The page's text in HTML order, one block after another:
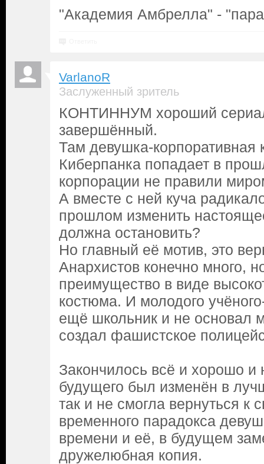
"Академия Амбрелла" -
VarlanoR
Заслуженный зритель
КОНТИННУМ хороший
завершённый.
Там девушка-корпоративная
Киберпанка попадает в
корпорации не правили
А вместе с ней куча
прошлом изменить
должна остановить?
Но главный её мотив, это
Анархистов конечно много,
преимущество в виде
костюма. И молодого
ещё школьник и не основал
создал фашистское
Закончилось всё и хорошо и
будущего был изменён в
так и не смогла вернуться к
временного парадокса
времени и её, в будущем
дружелюбная копия.